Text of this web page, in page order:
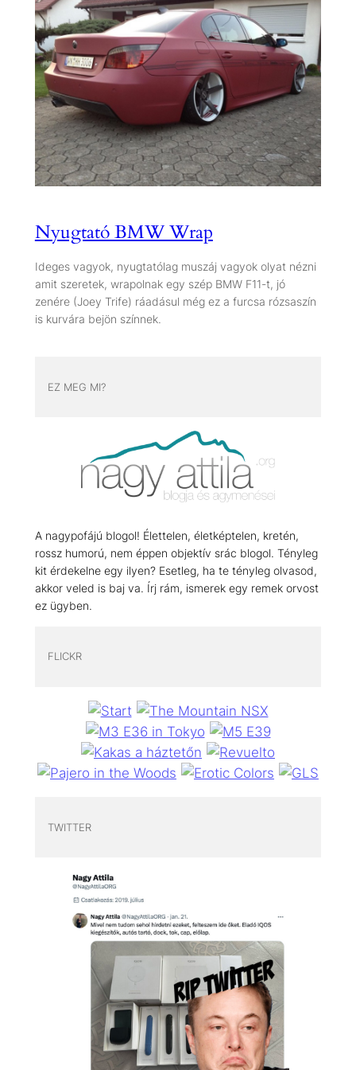
Nyugtató BMW Wrap
Ideges vagyok, nyugtatólag muszáj vagyok olyat nézni
amit szeretek, wrapolnak egy szép BMW F11-t, jó
zenére (Joey Trife) ráadásul még ez a furcsa rózsaszín
is kurvára bejön színnek.
EZ MEG MI?
A nagypofájú blogol! Élettelen, életképtelen, kretén,
rossz humorú, nem éppen objektív srác blogol. Tényleg
kit érdekelne egy ilyen? Esetleg, ha te tényleg olvasod,
akkor veled is baj va. Írj rám, ismerek egy remek orvost
ez ügyben.
FLICKR
TWITTER